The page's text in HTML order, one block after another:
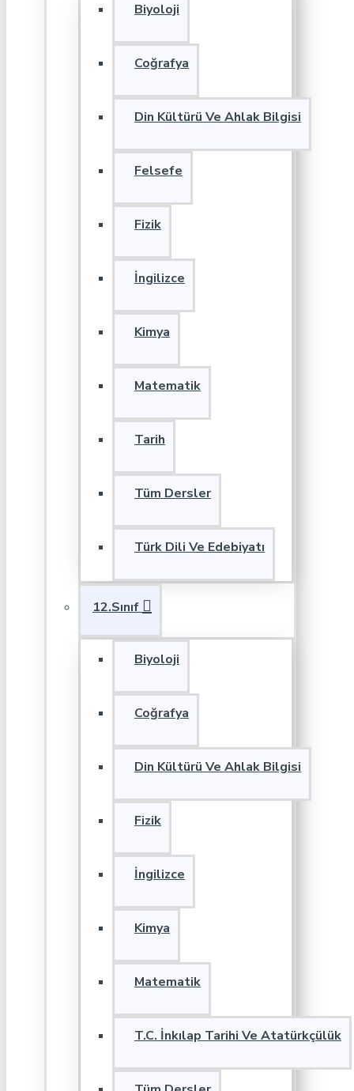
Biyoloji
Coğrafya
Din Kültürü Ve Ahlak Bilgisi
Felsefe
Fizik
İngilizce
Kimya
Matematik
Tarih
Tüm Dersler
Türk Dili Ve Edebiyatı
12.Sınıf
Biyoloji
Coğrafya
Din Kültürü Ve Ahlak Bilgisi
Fizik
İngilizce
Kimya
Matematik
T.C. İnkılap Tarihi Ve Atatürkçülük